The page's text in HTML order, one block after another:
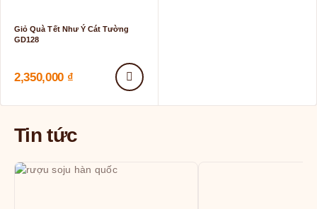
Giỏ Quà Tết Như Ý Cát Tường
GD128
2,350,000 ₫
Tin tức